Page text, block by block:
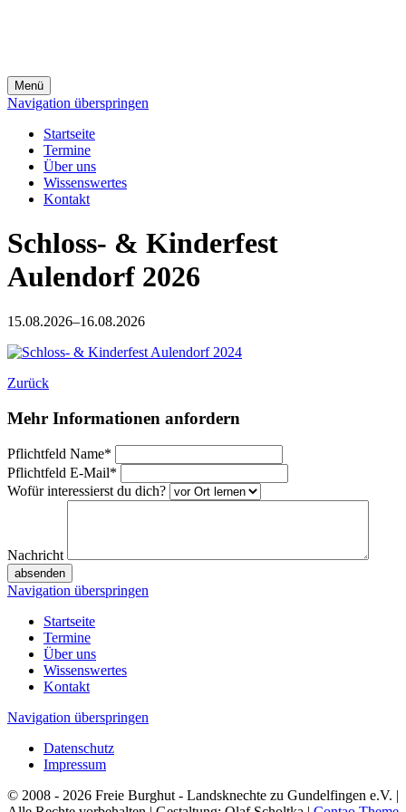
Menü
Navigation überspringen
Startseite
Termine
Über uns
Wissenswertes
Kontakt
Schloss- & Kinderfest
Aulendorf 2026
15.08.2026–16.08.2026
Zurück
Mehr Informationen anfordern
Pflichtfeld Name*
Pflichtfeld E-Mail*
Wofür interessierst du dich?
Nachricht
absenden
Navigation überspringen
Startseite
Termine
Über uns
Wissenswertes
Kontakt
Navigation überspringen
Datenschutz
Impressum
© 2008 - 2026 Freie Burghut - Landsknechte zu Gundelfingen e.V. |